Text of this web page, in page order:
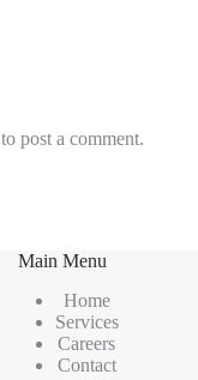
to post a comment.
Main Menu
Home
Services
Careers
Contact